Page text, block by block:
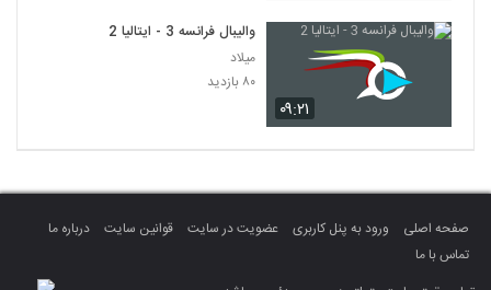
۰۹:۲۱
والیبال فرانسه 3 - ایتالیا 2
میلاد
۸۰ بازدید
صفحه اصلی ورود به پنل کاربری عضویت در سایت قوانین سایت
درباره ما
تماس با ما